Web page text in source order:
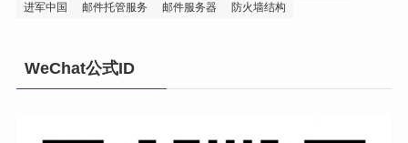
进军中国
邮件托管服务 邮件服务器 防火墙结构
WeChat公式ID